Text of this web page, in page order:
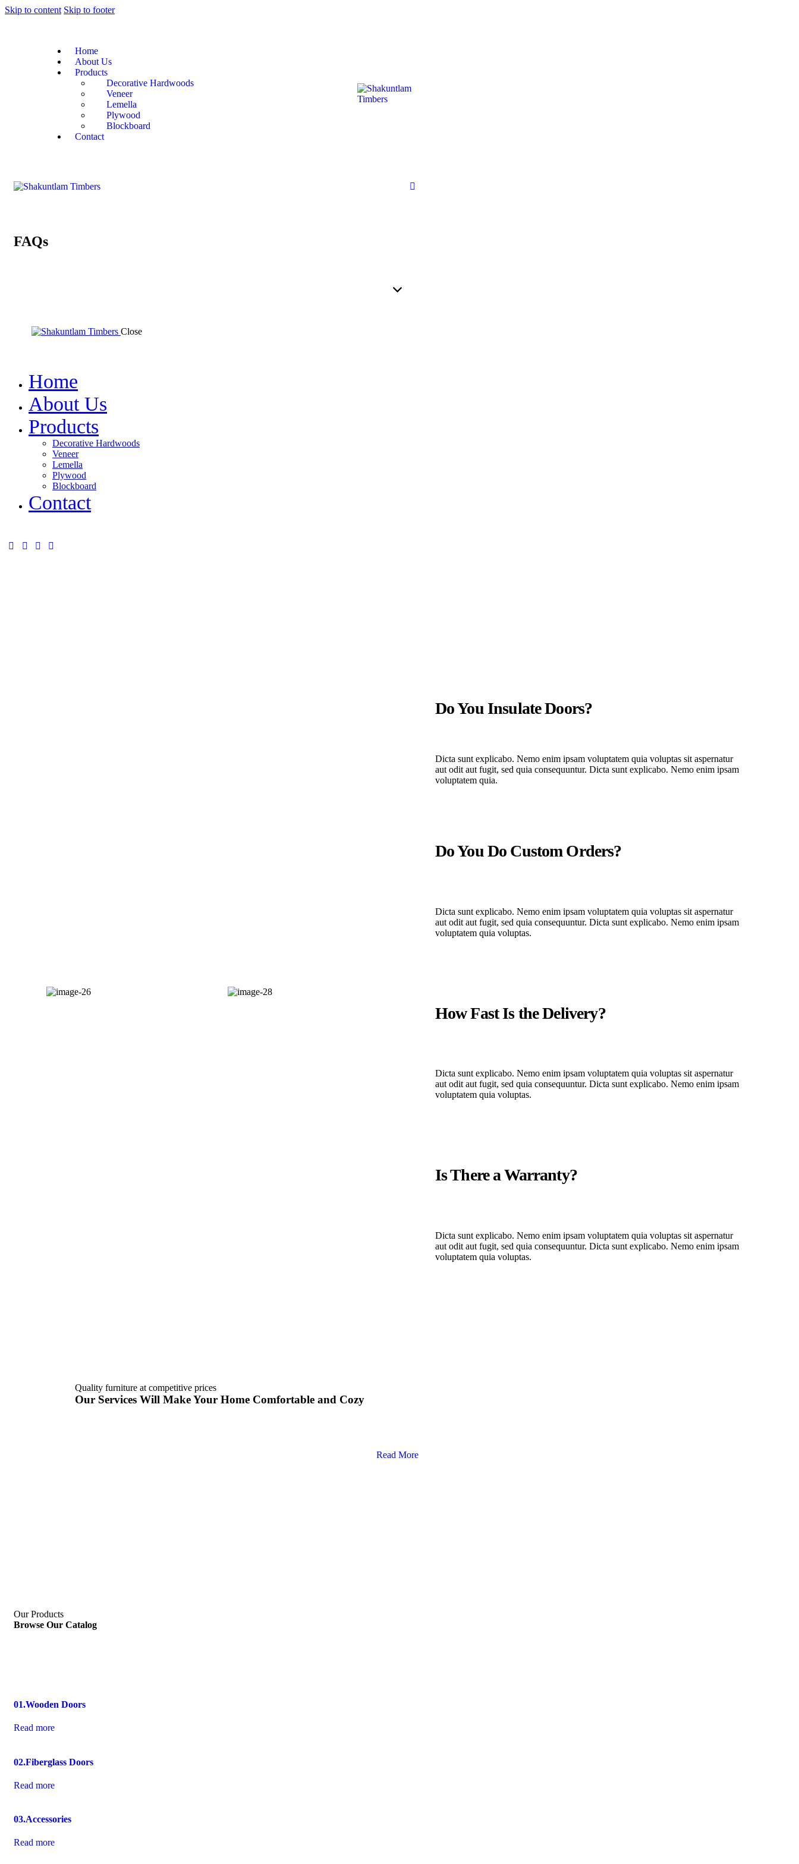
Skip to content Skip to footer
Home
About Us
Products
Decorative Hardwoods
Veneer
Lemella
Plywood
Blockboard
Contact
FAQs
Close
Home
About Us
Products
Decorative Hardwoods
Veneer
Lemella
Plywood
Blockboard
Contact
Do You Insulate Doors?
Dicta sunt explicabo. Nemo enim ipsam voluptatem quia voluptas sit aspernatur
aut odit aut fugit, sed quia consequuntur. Dicta sunt explicabo. Nemo enim ipsam
voluptatem quia.
Do You Do Custom Orders?
Dicta sunt explicabo. Nemo enim ipsam voluptatem quia voluptas sit aspernatur
aut odit aut fugit, sed quia consequuntur. Dicta sunt explicabo. Nemo enim ipsam
voluptatem quia voluptas.
How Fast Is the Delivery?
Dicta sunt explicabo. Nemo enim ipsam voluptatem quia voluptas sit aspernatur
aut odit aut fugit, sed quia consequuntur. Dicta sunt explicabo. Nemo enim ipsam
voluptatem quia voluptas.
Is There a Warranty?
Dicta sunt explicabo. Nemo enim ipsam voluptatem quia voluptas sit aspernatur
aut odit aut fugit, sed quia consequuntur. Dicta sunt explicabo. Nemo enim ipsam
voluptatem quia voluptas.
Quality furniture at competitive prices
Our Services Will Make Your Home Comfortable and Cozy
Read More
Our Products
Browse Our Catalog
01.Wooden Doors
Read more
02.Fiberglass Doors
Read more
03.Accessories
Read more